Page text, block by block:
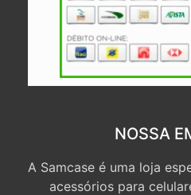
NOSSA
A Samcase é uma loja
acessórios para